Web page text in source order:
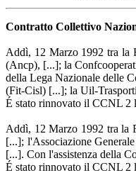
Contratto Collettivo
Addì, 12 Marzo 1992 tra la
(Ancp), [...]; la
della Lega Nazionale delle
(Fit-Cisl) [...]; la Uil-
É stato rinnovato il CCNL 2
Addì, 12 Marzo 1992 tra la
[...]; l'Associazione
[...]. Con l'assistenza della
É stato rinnovato il CCNL 2